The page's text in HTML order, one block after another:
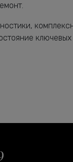
ключевых